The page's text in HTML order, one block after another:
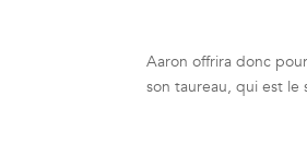
Aaron offrira donc
son taureau, qui est le